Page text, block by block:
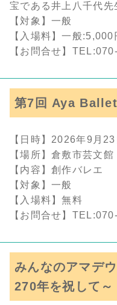
宝である井上八千代先
【対象】一般
【入場料】一般
【お問合せ】
第7回 Aya
【日時】2026年9月
【場所】倉敷市芸文館
【内容】創作バレエ
【対象】一般
【入場料】無料
【お問合せ】
みんなのアマデ
270年を祝して～